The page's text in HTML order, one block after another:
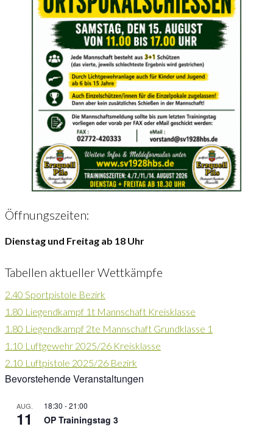
Öffnungszeiten:
Dienstag und Freitag ab 18 Uhr
Tabellen aktueller Wettkämpfe
2.40 Sportpistole Bezirk
1.80 Liegendkampf 1t Mannschaft Kreisklasse
1.80 Liegendkampf 2te Mannschaft Grundklasse 1
1.10 Luftgewehr 2025/26 Kreisklasse
2.10 Luftpistole 2025/26 Bezirk
Bevorstehende Veranstaltungen
AUG.
11
18:30 -21:00
OP Trainingstag 3